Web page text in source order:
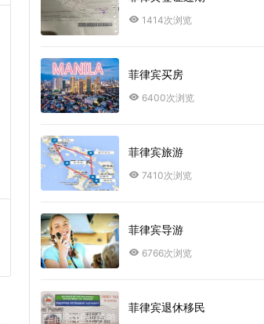
1414次浏览
菲律宾买房
6400次浏览
菲律宾旅游
7410次浏览
菲律宾导游
6766次浏览
菲律宾退休移民